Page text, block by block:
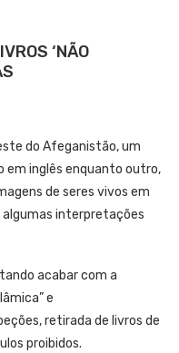
‘NÃO
do Afeganistão, um
em inglês enquanto outro,
de seres vivos em
algumas interpretações
acabar com a
e
retirada de livros de
proibidos.